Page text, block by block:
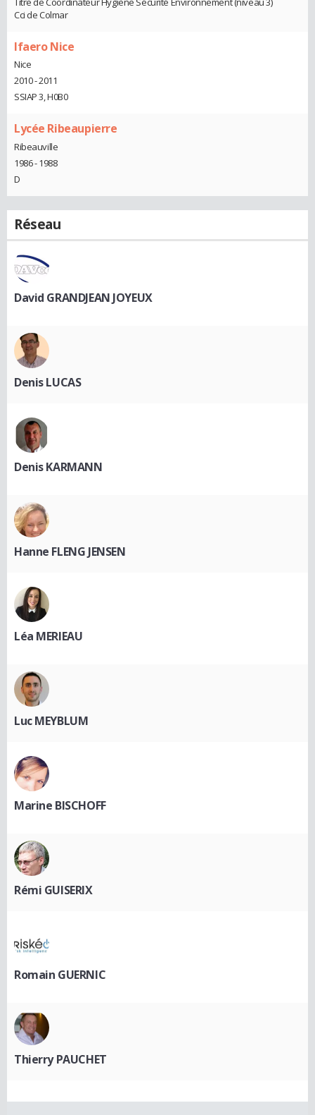
Cci de Colmar
Ifaero Nice
Nice
2010 - 2011
SSIAP 3, H0B0
Lycée Ribeaupierre
Ribeauville
1986 - 1988
D
Réseau
David GRANDJEAN JOYEUX
Denis LUCAS
Denis KARMANN
Hanne FLENG JENSEN
Léa MERIEAU
Luc MEYBLUM
Marine BISCHOFF
Rémi GUISERIX
Romain GUERNIC
Thierry PAUCHET